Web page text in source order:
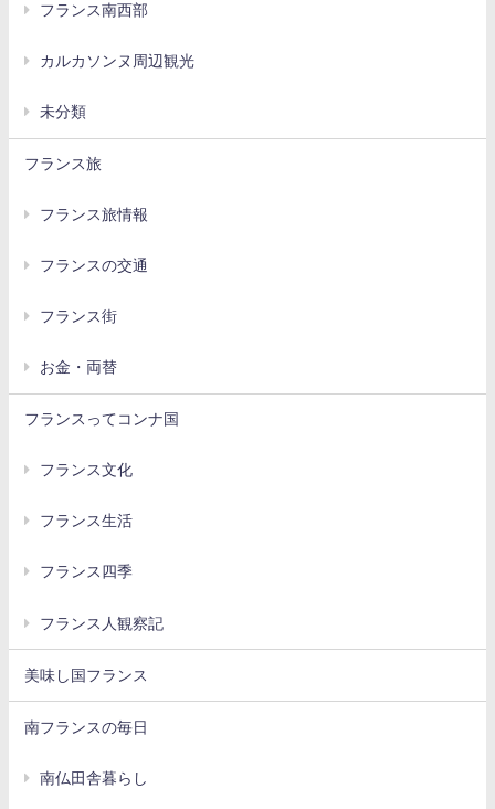
フランス南西部
カルカソンヌ周辺観光
未分類
フランス旅
フランス旅情報
フランスの交通
フランス街
お金・両替
フランスってコンナ国
フランス文化
フランス生活
フランス四季
フランス人観察記
美味し国フランス
南フランスの毎日
南仏田舎暮らし